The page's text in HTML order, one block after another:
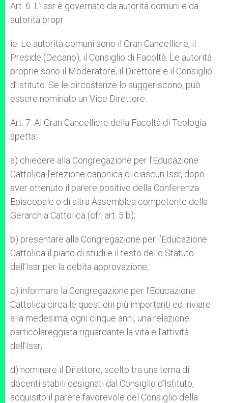
Art. 6. L’Issr è governato da autorità comuni e da
autorità propr
ie. Le autorità comuni sono il Gran Cancelliere, il
Preside (Decano), il Consiglio di Facoltà. Le autorità
proprie sono il Moderatore, il Direttore e il Consiglio
d’Istituto. Se le circostanze lo suggeriscono, può
essere nominato un Vice Direttore.
Art. 7. Al Gran Cancelliere della Facoltà di Teologia
spetta:
a) chiedere alla Congregazione per l’Educazione
Cattolica l’erezione canonica di ciascun Issr, dopo
aver ottenuto il parere positivo della Conferenza
Episcopale o di altra Assemblea competente della
Gerarchia Cattolica (cfr. art. 5 b);
b) presentare alla Congregazione per l’Educazione
Cattolica il piano di studi e il testo dello Statuto
dell’Issr per la debita approvazione;
c) informare la Congregazione per l’Educazione
Cattolica circa le questioni più importanti ed inviare
alla medesima, ogni cinque anni, una relazione
particolareggiata riguardante la vita e l’attività
dell’Issr;
d) nominare il Direttore, scelto tra una terna di
docenti stabili designati dal Consiglio d’Istituto,
acquisito il parere favorevole del Consiglio della